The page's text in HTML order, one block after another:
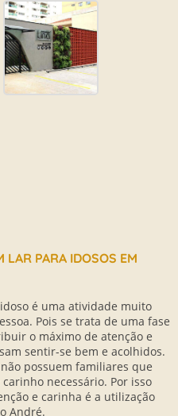
LAR PARA IDOSOS EM
é uma atividade muito
Pois se trata de uma fase
o máximo de atenção e
sentir-se bem e acolhidos.
possuem familiares que
necessário. Por isso
e carinha é a utilização
André.